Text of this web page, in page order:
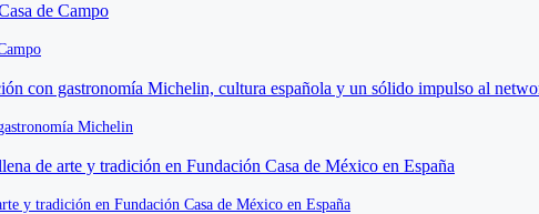
Michelin
y tradición en Fundación Casa de México en España